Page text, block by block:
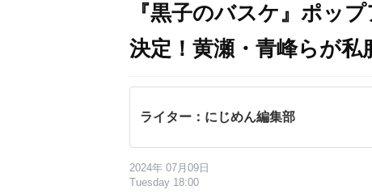
『黒子のバスケ』ポッ
決定！黄瀬・青峰らが私
ライター：にじめん編集部
2024年 07月09日
Tuesday 18:00